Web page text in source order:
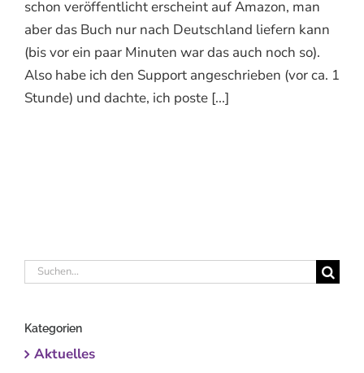
schon veröffentlicht erscheint auf Amazon, man
aber das Buch nur nach Deutschland liefern kann
(bis vor ein paar Minuten war das auch noch so).
Also habe ich den Support angeschrieben (vor ca. 1
Stunde) und dachte, ich poste [...]
Suche
Kategorien
Aktuelles